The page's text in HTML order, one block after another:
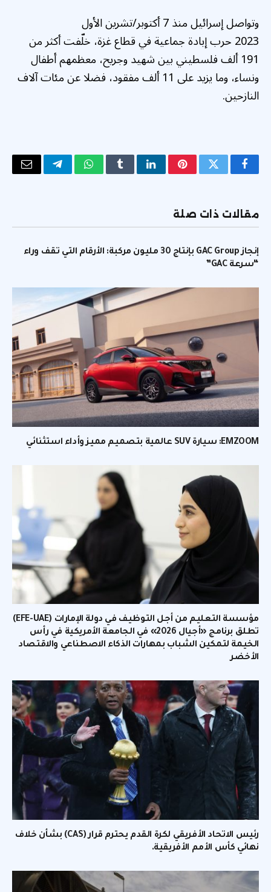
وتواصل إسرائيل منذ 7 أكتوبر/تشرين الأول
2023 حرب إبادة جماعية في قطاع غزة، خلّفت أكثر من
191 ألف فلسطيني بين شهيد وجريح، معظمهم أطفال
ونساء، وما يزيد على 11 ألف مفقود، فضلا عن مئات آلاف
النازحين.
فيسبوكتويتر بينتيريستلينكدإنTumblrواتسابتيلقرامالبريد
مقالات ذات صلة
إنجاز GAC Group بإنتاج 30 مليون مركبة: الأرقام التي تقف وراء
“سرعة GAC”
EMZOOM: سيارة SUV عالمية بتصميم مميز وأداء استثنائي
مؤسسة التعليم من أجل التوظيف في دولة الإمارات (EFE-UAE)
تطلق برنامج «أجيال 2026» في الجامعة الأمريكية في رأس
الخيمة لتمكين الشباب بمهارات الذكاء الاصطناعي والاقتصاد
الأخضر
رئيس الاتحاد الأفريقي لكرة القدم يحترم قرار (CAS) بشأن خلاف
نهائي كأس الأمم الأفريقية.